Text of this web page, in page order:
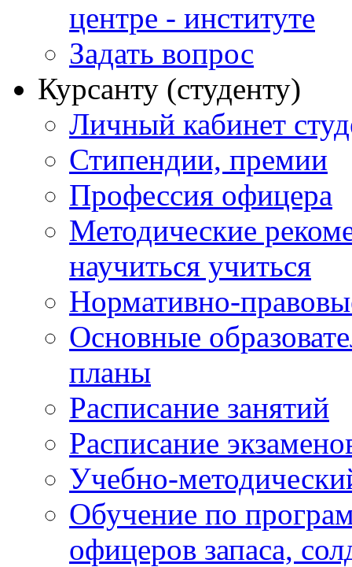
центре - институте
Задать вопрос
Курсанту (студенту)
Личный кабинет
Стипендии, премии
Профессия офицера
Методические
научиться учиться
Нормативно-
Основные
планы
Расписание занятий
Расписание
Учебно-
Обучение по
офицеров запаса,